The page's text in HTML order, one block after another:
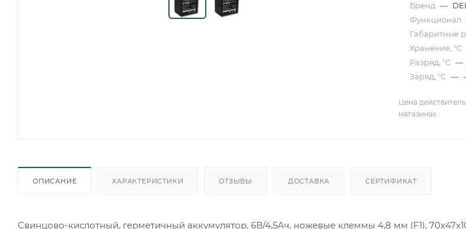
Бренд —
Функционал
Габаритные
Хранение, °С
Разряд, °С —
Заряд, °С —
Цена
магазинах .
ОПИСАНИЕ ХАРАКТЕРИСТИКИ ОТЗЫВЫ ДОСТАВКА СЕРТИФИКАТ
Свинцово-кислотный, герметичный аккумулятор, 6В/4,5Ач, ножевые клеммы 4,8 мм (F1),